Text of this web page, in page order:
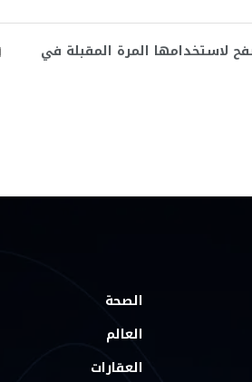
لاستخدامها المرة المقبلة في
الصحة
العالم
العقارات